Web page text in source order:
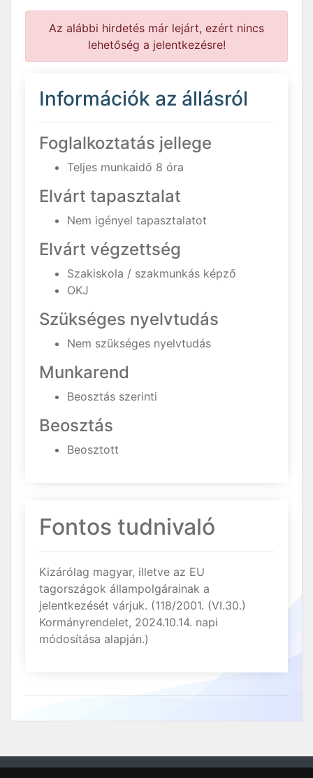
Az alábbi hirdetés már lejárt, ezért nincs
lehetőség a jelentkezésre!
Információk az állásról
Foglalkoztatás jellege
Teljes munkaidő 8 óra
Elvárt tapasztalat
Nem igényel tapasztalatot
Elvárt végzettség
Szakiskola / szakmunkás képző
OKJ
Szükséges nyelvtudás
Nem szükséges nyelvtudás
Munkarend
Beosztás szerinti
Beosztás
Beosztott
Fontos tudnivaló
Kizárólag magyar, illetve az EU
tagországok állampolgárainak a
jelentkezését várjuk. (118/2001. (VI.30.)
Kormányrendelet, 2024.10.14. napi
módosítása alapján.)